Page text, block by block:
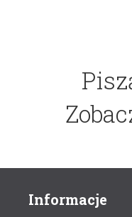
Informacje